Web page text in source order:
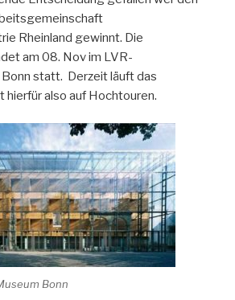
Rheinland gewinnt. Die
am 08. Nov im LVR-
statt. Derzeit läuft das
hierfür also auf Hochtouren.
Bonn